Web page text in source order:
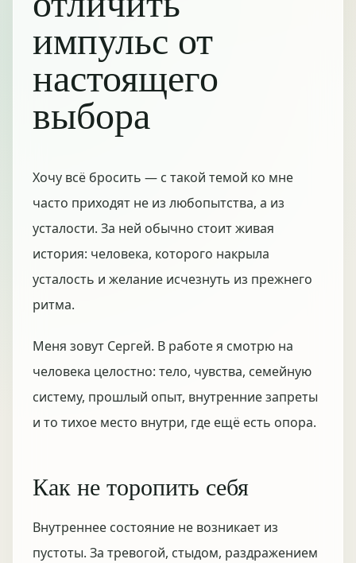
импульс от
настоящего
выбора
Хочу всё бросить — с такой темой ко мне
часто приходят не из любопытства, а из
усталости. За ней обычно стоит живая
история: человека, которого накрыла
усталость и желание исчезнуть из прежнего
ритма.
Меня зовут Сергей. В работе я смотрю на
человека целостно: тело, чувства, семейную
систему, прошлый опыт, внутренние запреты
и то тихое место внутри, где ещё есть опора.
Как не торопить себя
Внутреннее состояние не возникает из
пустоты. За тревогой, стыдом, раздражением